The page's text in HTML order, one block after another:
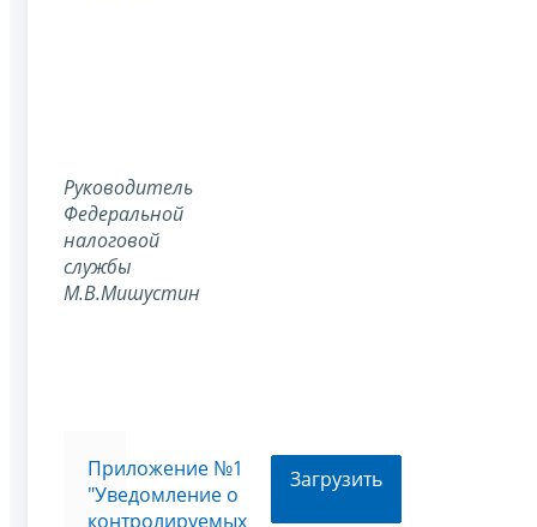
Руководитель
Федеральной
налоговой
службы
М.В.Мишустин
Приложение №1
"Уведомление о
контролируемых
Загрузить